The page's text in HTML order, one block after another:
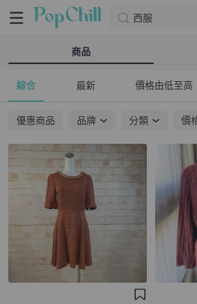
西服
商品
綜合 最新 價格由低至高
優惠商品 品牌 分類 價